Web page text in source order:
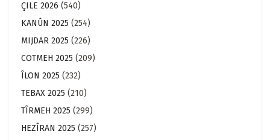
ÇILE 2026 (540)
KANÛN 2025 (254)
MIJDAR 2025 (226)
COTMEH 2025 (209)
ÎLON 2025 (232)
TEBAX 2025 (210)
TÎRMEH 2025 (299)
HEZÎRAN 2025 (257)